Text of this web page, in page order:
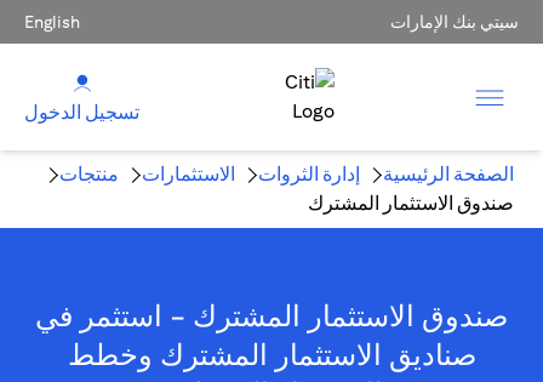
سيتي بنك الإمارات English
تسجيل الدخول
الصفحة الرئيسية إدارة الثروات الاستثمارات
منتجات
صندوق الاستثمار المشترك
صندوق الاستثمار المشترك - استثمر في
صناديق الاستثمار المشترك وخطط